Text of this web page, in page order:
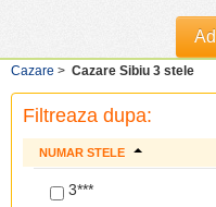
Cazare > Cazare Sibiu 3 stele
Filtreaza dupa:
NUMAR STELE
3***